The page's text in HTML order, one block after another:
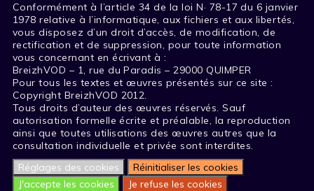
Conformément à l’article 34 de la loi N· 78-17 du 6 janvier
1978 relative à l’informatique, aux fichiers et aux libertés,
vous disposez d’un droit d’accès, de modification, de
rectification et de suppression, pour toute information
vous concernant en écrivant à :
BreizhVOD – 1, rue du Paradis – 29000 QUIMPER
Pour tous les textes et œuvres présentés sur ce site :
Copyright BreizhVOD 2012.
Tous droits d’auteur des œuvres réservés. Sauf
autorisation formelle écrite et préalable, la reproduction
ainsi que toutes utilisations des œuvres autres que la
consultation individuelle et privée sont interdites.
Réglages des cookies
Réinitialiser les cookies
J'accepte les cookies
Je refuse les cookies